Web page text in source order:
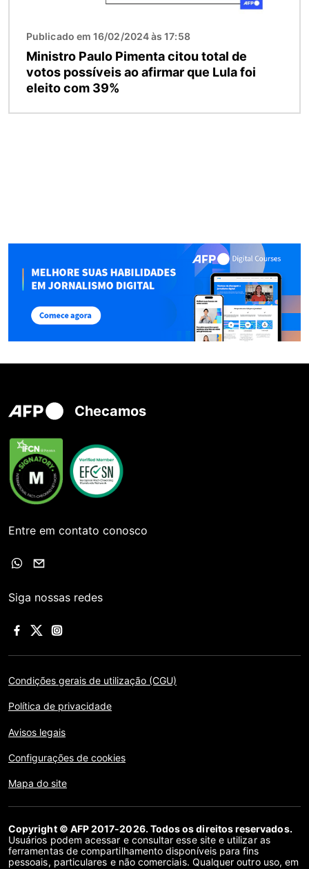
Publicado em 16/02/2024 às 17:58
Ministro Paulo Pimenta citou total de
votos possíveis ao afirmar que Lula foi
eleito com 39%
Checamos
Entre em contato conosco
Siga nossas redes
Condições gerais de utilização (CGU)
Política de privacidade
Avisos legais
Configurações de cookies
Mapa do site
Copyright © AFP 2017-2026. Todos os direitos reservados.
Usuários podem acessar e consultar esse site e utilizar as
ferramentas de compartilhamento disponíveis para fins
pessoais, particulares e não comerciais. Qualquer outro uso, em